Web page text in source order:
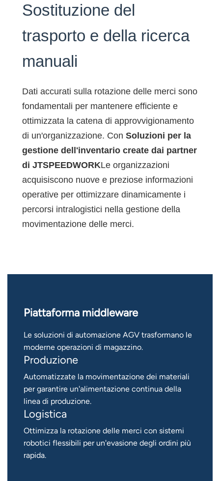
Contattaci
Trova un
Sostituzione del
trasporto e della ricerca
manuali
Dati accurati sulla rotazione delle merci sono
fondamentali per mantenere efficiente e
ottimizzata la catena di approvvigionamento
di un'organizzazione. Con Soluzioni per la
gestione dell'inventario create dai partner
di JTSPEEDWORKLe organizzazioni
acquisiscono nuove e preziose informazioni
operative per ottimizzare dinamicamente i
percorsi intralogistici nella gestione della
movimentazione delle merci.
Piattaforma middleware
Le soluzioni di automazione AGV trasformano le
moderne operazioni di magazzino.
Produzione
Automatizzate la movimentazione dei materiali
per garantire un'alimentazione continua della
linea di produzione.
Logistica
Ottimizza la rotazione delle merci con sistemi
robotici flessibili per un'evasione degli ordini più
rapida.